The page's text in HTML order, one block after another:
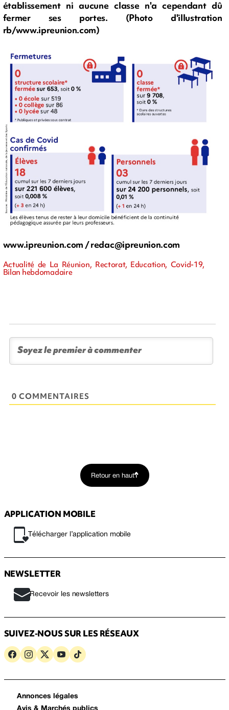
établissement ni aucune classe n'a cependant dû
fermer ses portes. (Photo d'illustration
rb/www.ipreunion.com)
www.ipreunion.com /redac@ipreunion.com
Actualité de La Réunion, Rectorat, Education, Covid-19,
Bilan hebdomadaire
0 COMMENTAIRES
Retour en haut
APPLICATION MOBILE
Télécharger l’application mobile
NEWSLETTER
Recevoir les newsletters
SUIVEZ-NOUS SUR LES RÉSEAUX
Annonces légales
Avis & Marchés publics